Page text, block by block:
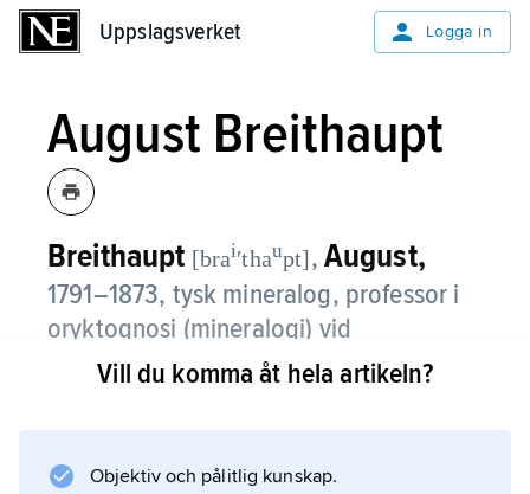
Uppslagsverket Logga in
August Breithaupt
Breithaupt [braiʹthaupt], August,
1791–1873, tysk mineralog, professor i
oryktognosi (mineralogi) vid
Bergakademie i Freiberg 1826–66.
(1–3, 1836–47) presenterade han en ”naturlig”
Vill du komma åt hela artikeln?
Objektiv och pålitlig kunskap.